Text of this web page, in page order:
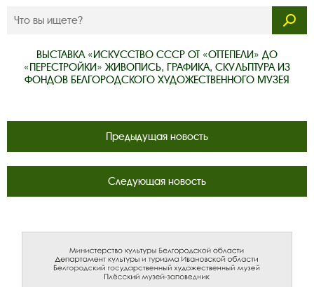
ВЫСТАВКА «ИСКУССТВО СССР ОТ «ОТТЕПЕЛИ» ДО
«ПЕРЕСТРОЙКИ» ЖИВОПИСЬ, ГРАФИКА, СКУЛЬПТУРА ИЗ
ФОНДОВ БЕЛГОРОДСКОГО ХУДОЖЕСТВЕННОГО МУЗЕЯ
Предыдущая новость
Следующая новость